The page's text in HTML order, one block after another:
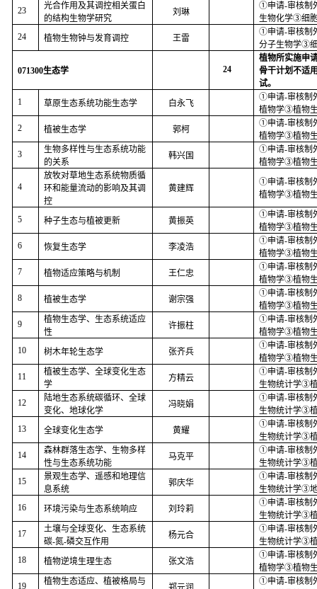
23
光合作用及其调控相关蛋白
的结构生物学研究
刘琳
①申请-审核制
生物化学③细
24
植物生物钟与发育调控 王雷
①申请-审核制
分子生物学③
071300生态学 24
植物所实施申
骨干计划不适
试。
1
草原生态系统功能生态学 白永飞
①申请-审核制
植物学③植物
2
植被生态学 郭柯
①申请-审核制
植物学③植物
3
生物多样性与生态系统功能
的关系
韩兴国
①申请-审核制
植物学③植物
4
放牧对草地生态系统物质循
环和能量流动的影响及其调
控
黄建辉
①申请-审核制
植物学③植物
5 种子生态与植被更新 黄振英
①申请-审核制
植物学③植物
6
恢复生态学 李凌浩
①申请-审核制
植物学③植物
7
植物适应策略与机制 王仁忠
①申请-审核制
植物学③植物
8
植被生态学 谢宗强
①申请-审核制
植物学③植物
9
植物生态学、生态系统适应
性
许振柱
①申请-审核制
植物学③植物
10
树木年轮生态学 张齐兵
①申请-审核制
植物学③植物
11
植被生态学、全球变化生态
学
方精云
①申请-审核制
生物统计学③
12
陆地生态系统碳循环、全球
变化、地球化学
冯晓娟
①申请-审核制
生物统计学③
13
全球变化生态学 黄耀
①申请-审核制
生物统计学③
14
森林群落生态学、生物多样
性与生态系统功能
马克平
①申请-审核制
生物统计学③
15
景观生态学、遥感和地理信
息系统
郭庆华
①申请-审核制
生物统计学③
16
环境污染与生态系统响应 刘玲莉
①申请-审核制
生物统计学③
17
土壤与全球变化、生态系统
碳-氮-磷交互作用
杨元合
①申请-审核制
生物统计学③
18
植物逆境生理生态 张文浩
①申请-审核制
植物学③植物
19
植物生态适应、植被格局与
①申请-审核制